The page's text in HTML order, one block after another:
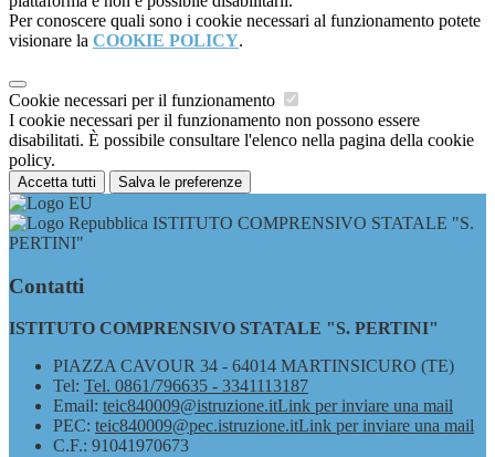
Per conoscere quali sono i cookie necessari al funzionamento potete
visionare la COOKIE POLICY.
Cookie necessari per il funzionamento
I cookie necessari per il funzionamento non possono essere
disabilitati. È possibile consultare l'elenco nella pagina della cookie
policy.
Accetta tutti Salva le preferenze
ISTITUTO COMPRENSIVO STATALE "S.
PERTINI"
Contatti
ISTITUTO COMPRENSIVO STATALE "S. PERTINI"
PIAZZA CAVOUR 34 - 64014 MARTINSICURO (TE)
Tel: Tel. 0861/796635 - 3341113187
Email: teic840009@istruzione.itLink per inviare una mail
PEC: teic840009@pec.istruzione.itLink per inviare una mail
C.F.: 91041970673